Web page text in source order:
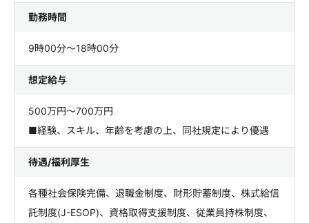
勤務時間
9時00分～18時00分
想定給与
500万円～700万円
■経験、スキル、年齢を考慮の上、同社規定により優遇
待遇/福利厚生
各種社会保険完備、退職金制度、財形貯蓄制度、株式給信
託制度(J-ESOP)、資格取得支援制度、従業員持株制度、